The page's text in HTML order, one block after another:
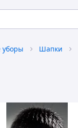
уборы Шапки